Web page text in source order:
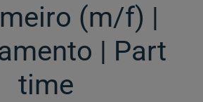
(m/f)​ |
| Part
time